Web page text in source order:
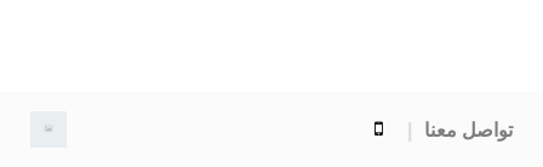
تواصل معنا